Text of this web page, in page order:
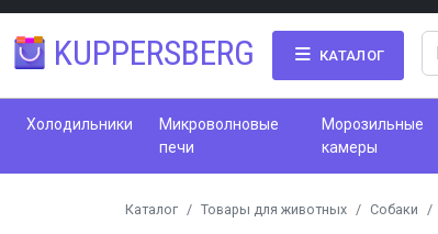
KUPPERSBERG КАТАЛОГ
Холодильники
Микроволновые
печи
Морозильные
камеры
Каталог Товары для животных Собаки